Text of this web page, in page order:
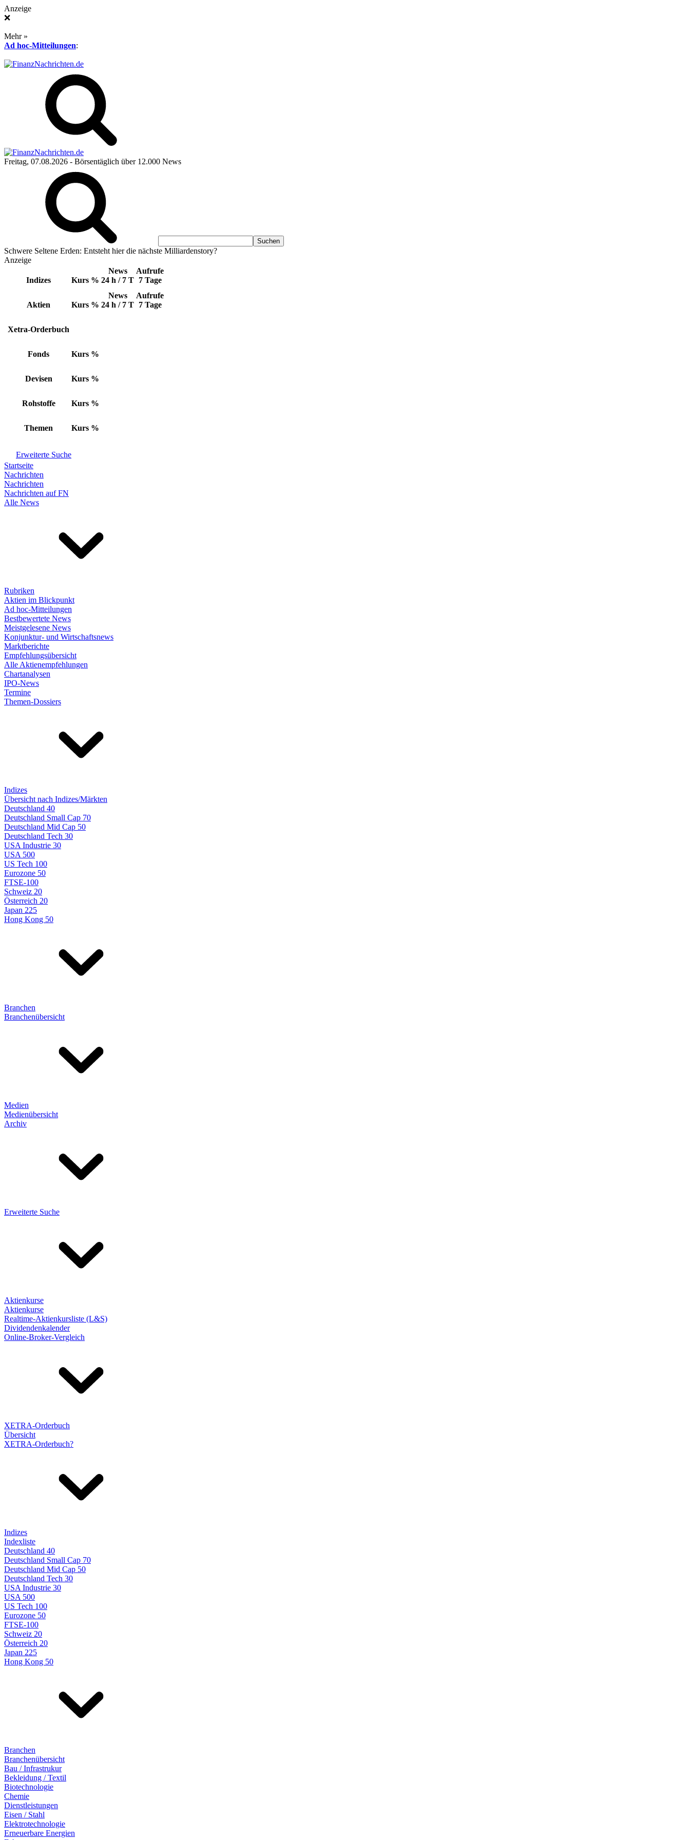
Anzeige
❌
Mehr »
Ad hoc-Mitteilungen:
Freitag, 07.08.2026 - Börsentäglich über 12.000 News
Schwere Seltene Erden: Entsteht hier die nächste Milliardenstory?
Anzeige
Indizes Kurs %
News
24 h / 7 T
Aufrufe
7 Tage
Aktien Kurs %
News
24 h / 7 T
Aufrufe
7 Tage
Xetra-Orderbuch
Fonds Kurs %
Devisen Kurs %
Rohstoffe Kurs %
Themen Kurs %
Erweiterte Suche
Startseite
Nachrichten
Nachrichten
Nachrichten auf FN
Alle News
Rubriken
Aktien im Blickpunkt
Ad hoc-Mitteilungen
Bestbewertete News
Meistgelesene News
Konjunktur- und Wirtschaftsnews
Marktberichte
Empfehlungsübersicht
Alle Aktienempfehlungen
Chartanalysen
IPO-News
Termine
Themen-Dossiers
Indizes
Übersicht nach Indizes/Märkten
Deutschland 40
Deutschland Small Cap 70
Deutschland Mid Cap 50
Deutschland Tech 30
USA Industrie 30
USA 500
US Tech 100
Eurozone 50
FTSE-100
Schweiz 20
Österreich 20
Japan 225
Hong Kong 50
Branchen
Branchenübersicht
Medien
Medienübersicht
Archiv
Erweiterte Suche
Aktienkurse
Aktienkurse
Realtime-Aktienkursliste (L&S)
Dividendenkalender
Online-Broker-Vergleich
XETRA-Orderbuch
Übersicht
XETRA-Orderbuch?
Indizes
Indexliste
Deutschland 40
Deutschland Small Cap 70
Deutschland Mid Cap 50
Deutschland Tech 30
USA Industrie 30
USA 500
US Tech 100
Eurozone 50
FTSE-100
Schweiz 20
Österreich 20
Japan 225
Hong Kong 50
Branchen
Branchenübersicht
Bau / Infrastrukur
Bekleidung / Textil
Biotechnologie
Chemie
Dienstleistungen
Eisen / Stahl
Elektrotechnologie
Erneuerbare Energien